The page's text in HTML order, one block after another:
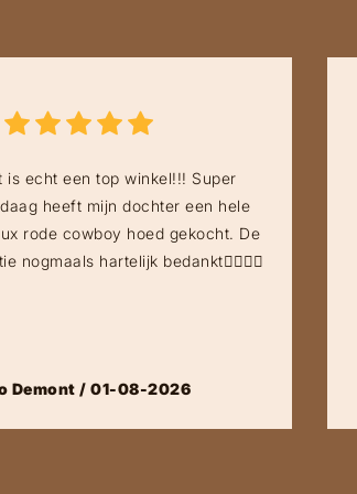
is echt een top winkel!!! Super
heeft mijn dochter een hele
rode cowboy hoed gekocht. De
nogmaals hartelijk bedankt👍🏻👍🏻
Demont / 01-08-2026